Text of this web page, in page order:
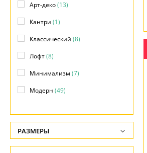
Арт-деко(13)
Кантри (1)
Классический (8)
Лофт(8)
Минимализм (7)
Модерн (49)
Современный(50)
Флористика(1)
РАЗМЕРЫ
Высота, см